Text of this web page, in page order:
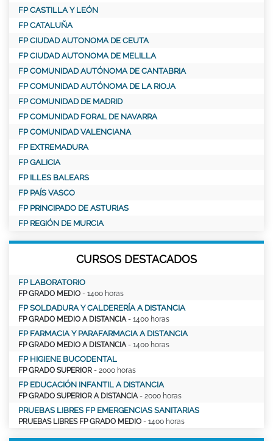
FP CASTILLA Y LEÓN
FP CATALUÑA
FP CIUDAD AUTONOMA DE CEUTA
FP CIUDAD AUTONOMA DE MELILLA
FP COMUNIDAD AUTÓNOMA DE CANTABRIA
FP COMUNIDAD AUTÓNOMA DE LA RIOJA
FP COMUNIDAD DE MADRID
FP COMUNIDAD FORAL DE NAVARRA
FP COMUNIDAD VALENCIANA
FP EXTREMADURA
FP GALICIA
FP ILLES BALEARS
FP PAÍS VASCO
FP PRINCIPADO DE ASTURIAS
FP REGIÓN DE MURCIA
CURSOS DESTACADOS
FP LABORATORIO
FP GRADO MEDIO - 1400 horas
FP SOLDADURA Y CALDERERÍA A DISTANCIA
FP GRADO MEDIO A DISTANCIA - 1400 horas
FP FARMACIA Y PARAFARMACIA A DISTANCIA
FP GRADO MEDIO A DISTANCIA - 1400 horas
FP HIGIENE BUCODENTAL
FP GRADO SUPERIOR - 2000 horas
FP EDUCACIÓN INFANTIL A DISTANCIA
FP GRADO SUPERIOR A DISTANCIA - 2000 horas
PRUEBAS LIBRES FP EMERGENCIAS SANITARIAS
PRUEBAS LIBRES FP GRADO MEDIO - 1400 horas